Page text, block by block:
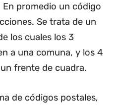
promedio un código
Se trata de un
los cuales los 3
a una comuna, y los 4
frente de cuadra.
de códigos postales,